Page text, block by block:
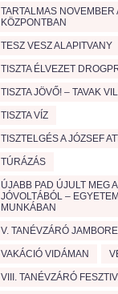
TARTALMAS
KÖZPONTBAN
TESZ VESZ ALAPITVANY
TISZTA ÉLVEZET
TISZTA JÖVŐ! – TAVAK
TISZTA VÍZ
TISZTELGÉS A JÓZSEF
TÚRÁZÁS
ÚJABB PAD ÚJULT MEG
JÓVOLTÁBÓL –
MUNKÁBAN
V. TANÉVZÁRÓ
VAKÁCIÓ VIDÁMAN
VIII. TANÉVZÁRÓ